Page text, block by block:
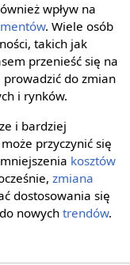
wpływ na
. Wiele osób
takich jak
przenieść się na
prowadzić do zmian
i rynków.
i bardziej
przyczynić się
kosztów
zmiana
dostosowania się
nowych trendów.